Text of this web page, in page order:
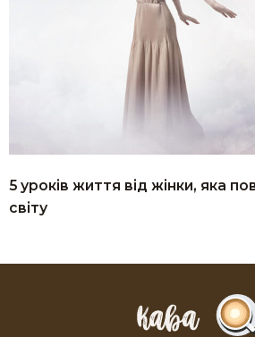
5 уроків життя від жінки, яка
світу